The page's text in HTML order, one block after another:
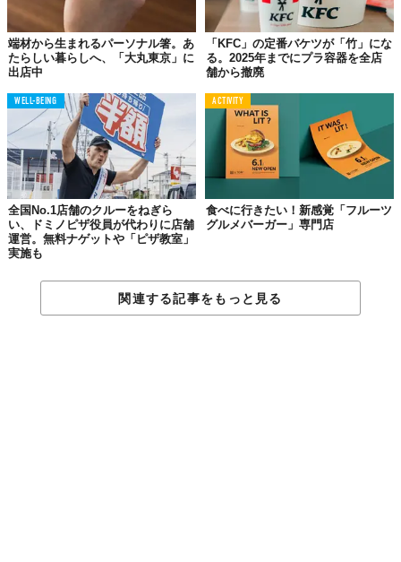
端材から生まれるパーソナル箸。あ
たらしい暮らしへ、「大丸東京」に
出店中
「KFC」の定番バケツが「竹」にな
る。2025年までにプラ容器を全店
舗から撤廃
WELL-BEING
全国No.1店舗のクルーをねぎら
い、ドミノピザ役員が代わりに店舗
運営。無料ナゲットや「ピザ教室」
実施も
ACTIVITY
食べに行きたい！新感覚「フルーツ
グルメバーガー」専門店
関連する記事をもっと見る